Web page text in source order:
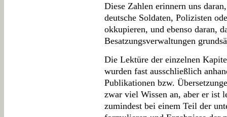
Diese Zahlen erinnern uns
deutsche Soldaten, Polizisten
okkupieren, und ebenso daran,
Besatzungsverwaltungen
Die Lektüre der einzelnen
wurden fast ausschließlich
Publikationen bzw.
zwar viel Wissen an, aber er ist
zumindest bei einem Teil der